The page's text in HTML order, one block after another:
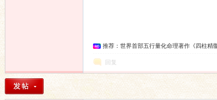
推荐：世界首部五行量化命理著作《四柱精
回复